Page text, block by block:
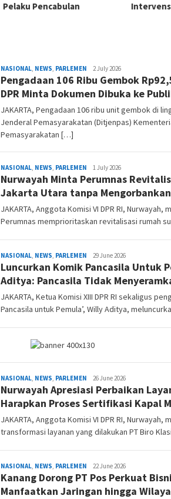
Intervensi Hukum
adalah
NASIONAL, NEWS, PARLEMEN Redaksi
2 July 2026
Pengadaan 106 Ribu Gembok
DPR Minta Dokumen Dibuka ke
JAKARTA, Pengadaan 106 ribu unit gembok di
Jenderal Pemasyarakatan (Ditjenpas)
Pemasyarakatan […]
NASIONAL, NEWS, PARLEMEN Redaksi
1 July 2026
Nurwayah Minta Perumnas
Jakarta Utara tanpa
JAKARTA, Anggota Komisi VI DPR RI, Nurwayah,
Perumnas memprioritaskan revitalisasi rumah
NASIONAL, NEWS, PARLEMEN Redaksi
29 June 2026
Luncurkan Komik Pancasila Untuk
Aditya: Pancasila Tidak
JAKARTA, Ketua Komisi XIII DPR RI sekaligus
Pancasila untuk Pemula’, Willy Aditya,
NASIONAL, NEWS, PARLEMEN Redaksi
26 June 2026
Nurwayah Apresiasi Perbaikan
Harapkan Proses Sertifikasi Kapal
JAKARTA, Anggota Komisi VI DPR RI, Nurwayah,
transformasi layanan yang dilakukan PT Biro
NASIONAL, NEWS, PARLEMEN Redaksi
22 June 2026
Kanang Dorong PT Pos Perkuat
Manfaatkan Jaringan hingga